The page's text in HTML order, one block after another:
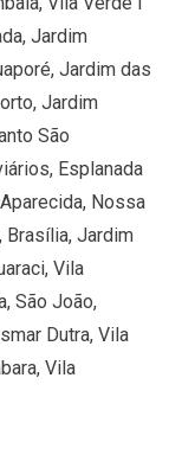
Jardim
Jardim das
Jardim
São
Esplanada
Nossa
Brasília, Jardim
Vila
São João,
Dutra, Vila
Vila